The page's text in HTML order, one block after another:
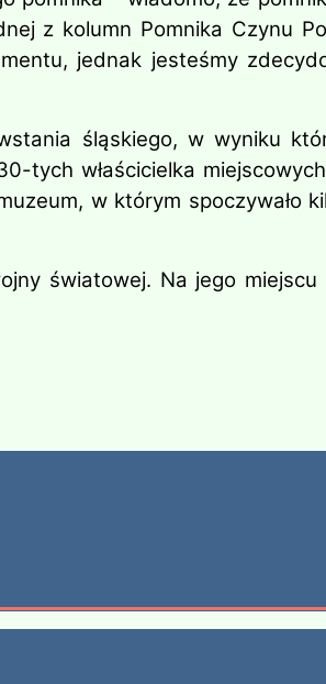
z kolumn Pomnika Czynu
jednak jesteśmy
śląskiego, w wyniku
właścicielka
w którym spoczywało
światowej. Na jego